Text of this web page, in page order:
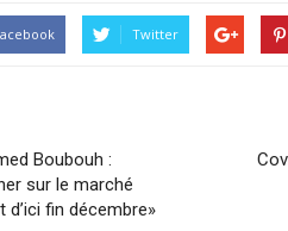
Twitter
Boubouh :
sur le marché
fin décembre»